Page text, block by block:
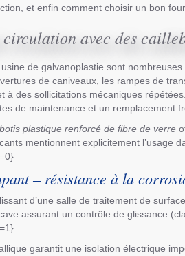
et enfin comment choisir un bon
avec des
de galvanoplastie sont
de caniveaux, les rampes de
à des sollicitations mécaniques
de maintenance et un remplacement
plastique renforcé de fibre de verre
mentionnent explicitement l’usage
– résistance à la
d’une salle de traitement de
assurant un contrôle de glissance
garantit une isolation électrique